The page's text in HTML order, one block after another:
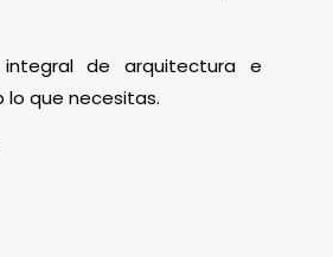
de arquitectura e
que necesitas.